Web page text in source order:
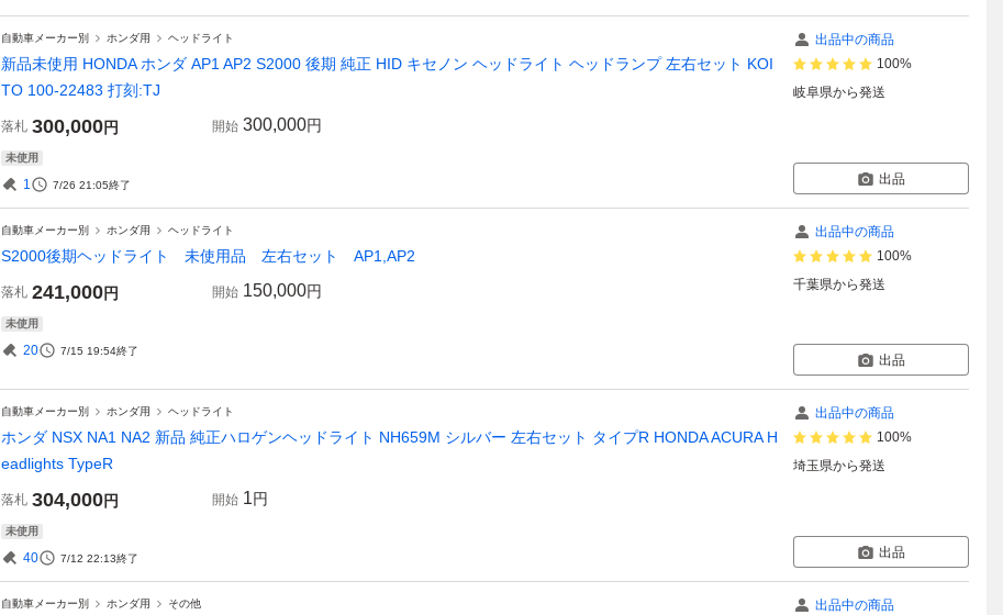
自動車メーカー別 ホンダ用 ヘッドライト
新品未使用 HONDA ホンダ AP1 AP2 S2000 後期 純正 HID キセノン ヘッドライト ヘッドランプ 左右セット KOI
TO 100-22483 打刻:TJ
落札 300,000円 開始 300,000円
未使用
1 7/26 21:05終了
出品中の商品
100%
岐阜県から発送
出品
自動車メーカー別 ホンダ用 ヘッドライト
S2000後期ヘッドライト 未使用品 左右セット AP1,AP2
落札 241,000円 開始 150,000円
未使用
20 7/15 19:54終了
出品中の商品
100%
千葉県から発送
出品
自動車メーカー別 ホンダ用 ヘッドライト
ホンダ NSX NA1 NA2 新品 純正ハロゲンヘッドライト NH659M シルバー 左右セット タイプR HONDA ACURA H
eadlights TypeR
落札 304,000円 開始 1円
未使用
40 7/12 22:13終了
出品中の商品
100%
埼玉県から発送
出品
自動車メーカー別 ホンダ用 その他
出品中の商品